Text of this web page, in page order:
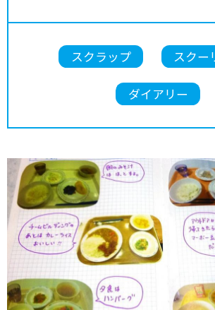
スクラップ スクー
ダイアリー